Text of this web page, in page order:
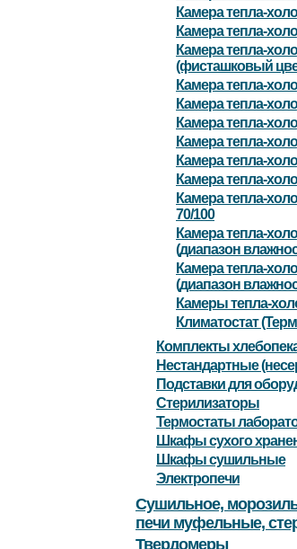
Камера тепла-
Камера тепла-
Камера тепла-
(фисташковый
Камера тепла-
Камера тепла-
Камера тепла-
Камера тепла-
Камера тепла-
Камера тепла-
Камера тепла-
70/100
Камера тепла-
(диапазон
Камера тепла-
(диапазон
Камеры тепла-
Климатостат
Комплекты
Нестандартные
Подставки для
Стерилизаторы
Термостаты
Шкафы сухого
Шкафы сушильные
Электропечи
Сушильное,
печи муфельные,
Твердомеры